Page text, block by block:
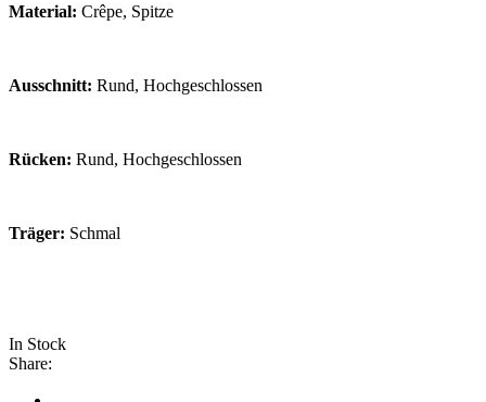
Material: Crêpe, Spitze
Ausschnitt: Rund, Hochgeschlossen
Rücken: Rund, Hochgeschlossen
Träger: Schmal
In Stock
Share: